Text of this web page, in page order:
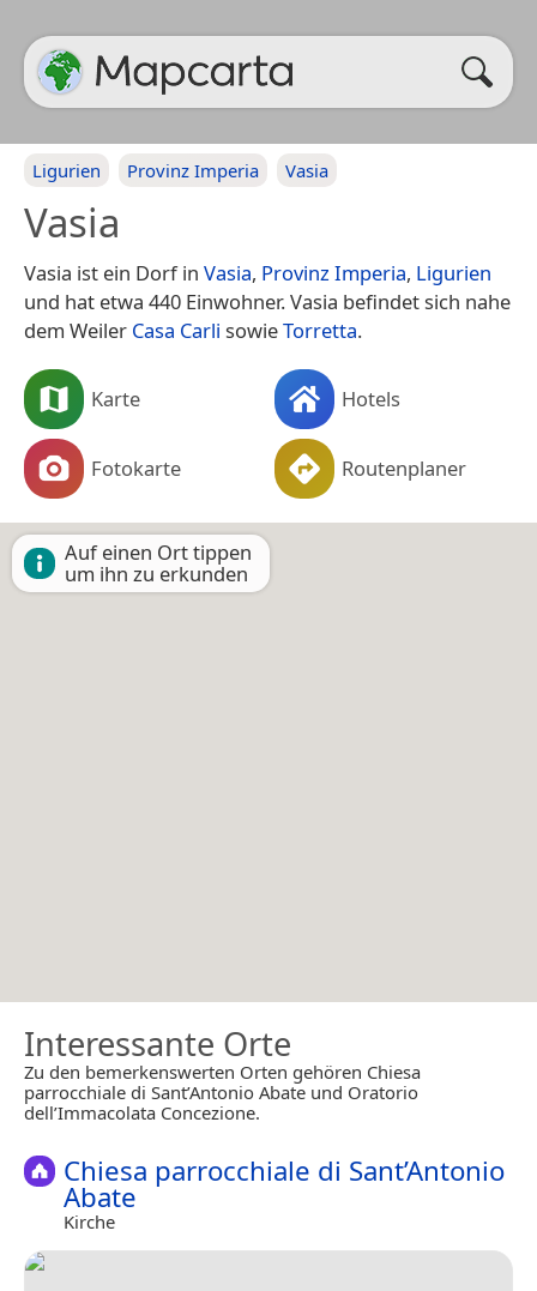
Ligurien Provinz Imperia Vasia
Vasia
Vasia ist ein Dorf in Vasia, Provinz Imperia, Ligurien
und hat etwa 440 Einwohner. Vasia befindet sich nahe
dem Weiler Casa Carli sowieTorretta.
Karte Hotels
Fotokarte Routenplaner
Auf einen Ort tippen
um ihn zu erkunden
Interessante Orte
Zu den bemerkenswerten Orten gehören Chiesa
parrocchiale di Sant’Antonio Abate und Oratorio
dell’Immacolata Concezione.
Chiesa parrocchiale di Sant’Antonio
Abate
Kirche